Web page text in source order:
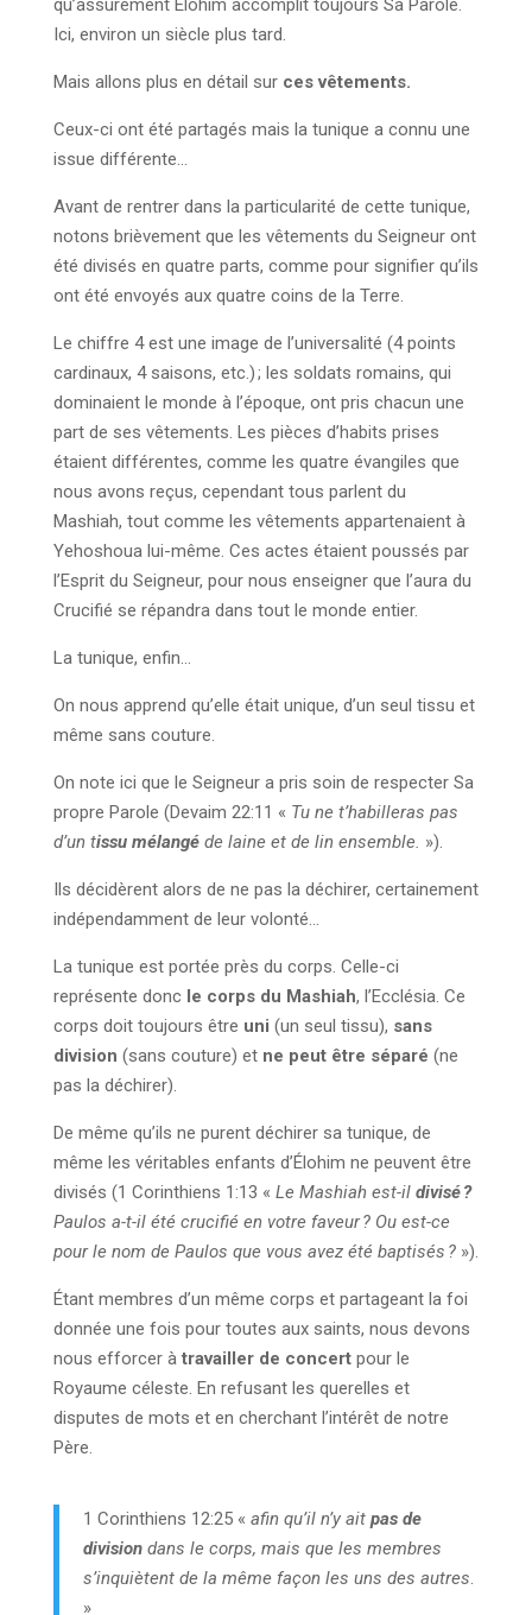
qu’assurément Élohim accomplit toujours Sa Parole.
Ici, environ un siècle plus tard.
Mais allons plus en détail sur ces vêtements.
Ceux-ci ont été partagés mais la tunique a connu une
issue différente…
Avant de rentrer dans la particularité de cette tunique,
notons brièvement que les vêtements du Seigneur ont
été divisés en quatre parts, comme pour signifier qu’ils
ont été envoyés aux quatre coins de la Terre.
Le chiffre 4 est une image de l’universalité (4 points
cardinaux, 4 saisons, etc.) ; les soldats romains, qui
dominaient le monde à l’époque, ont pris chacun une
part de ses vêtements. Les pièces d’habits prises
étaient différentes, comme les quatre évangiles que
nous avons reçus, cependant tous parlent du
Mashiah, tout comme les vêtements appartenaient à
Yehoshoua lui-même. Ces actes étaient poussés par
l’Esprit du Seigneur, pour nous enseigner que l’aura du
Crucifié se répandra dans tout le monde entier.
La tunique, enfin…
On nous apprend qu’elle était unique, d’un seul tissu et
même sans couture.
On note ici que le Seigneur a pris soin de respecter Sa
propre Parole (Devaim 22:11 « Tu ne t’habilleras pas
d’un tissu mélangéde laine et de lin ensemble. »).
Ils décidèrent alors de ne pas la déchirer, certainement
indépendamment de leur volonté…
La tunique est portée près du corps. Celle-ci
représente donc le corps du Mashiah, l’Ecclésia. Ce
corps doit toujours être uni (un seul tissu), sans
division (sans couture) et ne peut être séparé (ne
pas la déchirer).
De même qu’ils ne purent déchirer sa tunique, de
même les véritables enfants d’Élohim ne peuvent être
divisés (1 Corinthiens 1:13 « Le Mashiah est-il divisé ?
Paulos a-t-il été crucifié en votre faveur ? Ou est-ce
pour le nom de Paulos que vous avez été baptisés ? »).
Étant membres d’un même corps et partageant la foi
donnée une fois pour toutes aux saints, nous devons
nous efforcer à travailler de concertpour le
Royaume céleste. En refusant les querelles et
disputes de mots et en cherchant l’intérêt de notre
Père.
1 Corinthiens 12:25 « afin qu’il n’y ait pas de
division dans le corps, mais que les membres
s’inquiètent de la même façon les uns des autres.
»